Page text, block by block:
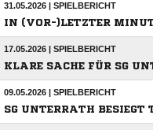
31.05.2026 | SPIELBERICHT
IN (VOR-)LETZTER
17.05.2026 | SPIELBERICHT
KLARE SACHE FÜR SG
09.05.2026 | SPIELBERICHT
SG UNTERRATH